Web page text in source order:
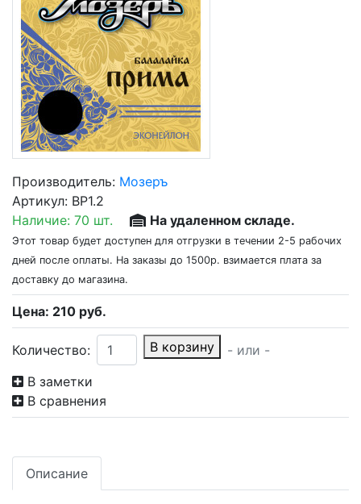
Производитель: Мозеръ
Артикул: BP1.2
Наличие: 70 шт. На удаленном складе.
Этот товар будет доступен для отгрузки в течении 2-5 рабочих
дней после оплаты. На заказы до 1500р. взимается плата за
доставку до магазина.
Цена: 210 руб.
Количество: В корзину
- или -
В заметки
В сравнения
Описание